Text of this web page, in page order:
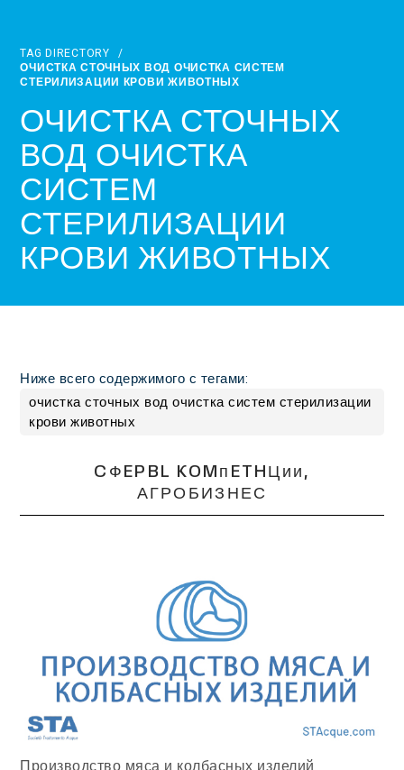
TAG DIRECTORY /
ОЧИСТКА СТОЧНЫХ ВОД ОЧИСТКА СИСТЕМ
СТЕРИЛИЗАЦИИ КРОВИ ЖИВОТНЫХ
ОЧИСТКА СТОЧНЫХ
ВОД ОЧИСТКА
СИСТЕМ
СТЕРИЛИЗАЦИИ
КРОВИ ЖИВОТНЫХ
Ниже всего содержимого с тегами:
очистка сточных вод очистка систем стерилизации
крови животных
CФEPBL KOMᴨETHЦᴎᴎ,
АГРОБИЗНЕС